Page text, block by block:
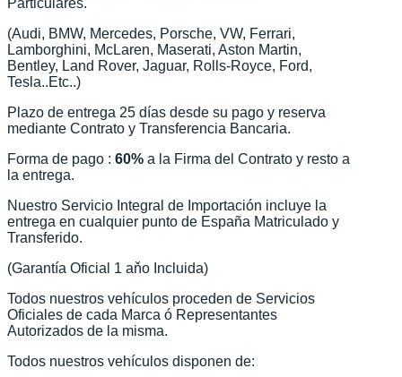
Particulares.
(Audi, BMW, Mercedes, Porsche, VW, Ferrari,
Lamborghini, McLaren, Maserati, Aston Martin,
Bentley, Land Rover, Jaguar, Rolls-Royce, Ford,
Tesla..Etc..)
Plazo de entrega 25 días desde su pago y reserva
mediante Contrato y Transferencia Bancaria.
Forma de pago : 60% a la Firma del Contrato y resto a
la entrega.
Nuestro Servicio Integral de Importación incluye la
entrega en cualquier punto de España Matriculado y
Transferido.
(Garantía Oficial 1 aňo Incluida)
Todos nuestros vehículos proceden de Servicios
Oficiales de cada Marca ó Representantes
Autorizados de la misma.
Todos nuestros vehículos disponen de: